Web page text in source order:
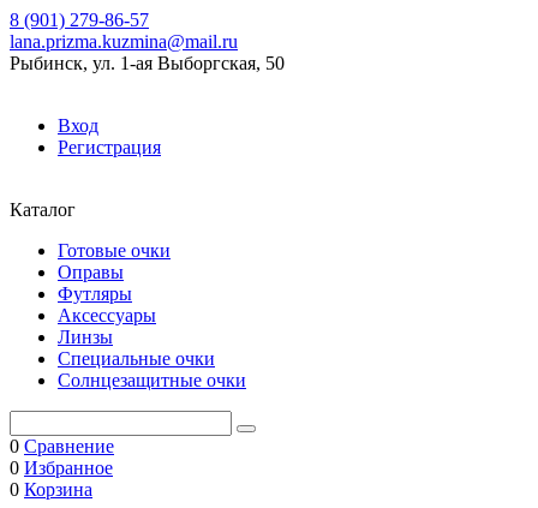
8 (901) 279-86-57
lana.prizma.kuzmina@mail.ru
Рыбинск, ул. 1-ая Выборгская, 50
Вход
Регистрация
Каталог
Готовые очки
Оправы
Футляры
Аксессуары
Линзы
Специальные очки
Солнцезащитные очки
0 Сравнение
0 Избранное
0 Корзина